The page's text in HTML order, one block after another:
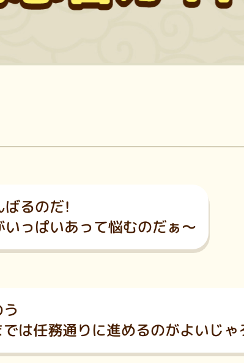
るのだ！
いっぱいあって悩むのだぁ～
は任務通りに進めるのがよいじゃ